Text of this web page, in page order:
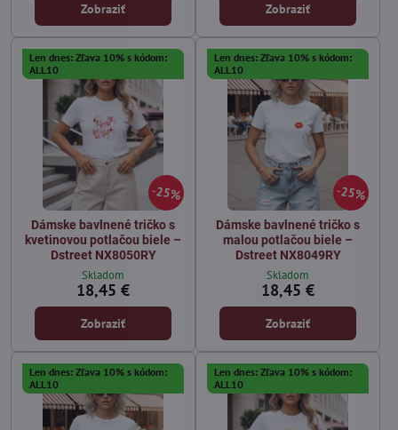
Zobraziť Zobraziť
25%
Len dnes: Zľava 10% s kódom:
ALL10
Dámske bavlnené tričko s
kvetinovou potlačou biele –
Dstreet NX8050RY
Skladom
18,45 €
Zobraziť
25%
Len dnes: Zľava 10% s kódom:
ALL10
Dámske bavlnené tričko s
malou potlačou biele –
Dstreet NX8049RY
Skladom
18,45 €
Zobraziť
Len dnes: Zľava 10% s kódom:
ALL10
Len dnes: Zľava 10% s kódom:
ALL10